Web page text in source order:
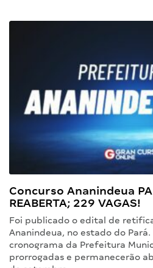
Concurso Ananindeua
REABERTA; 229 VAGAS!
Foi publicado o edital de
Ananindeua, no estado do
cronograma da Prefeitura
prorrogadas e permanecerão